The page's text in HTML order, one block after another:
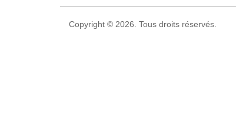
Copyright © 2026. Tous droits réservés.